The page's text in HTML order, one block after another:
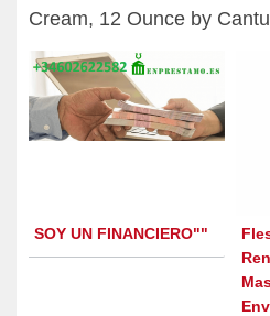
Cream, 12 Ounce by
SOY UN FINANCIERO""